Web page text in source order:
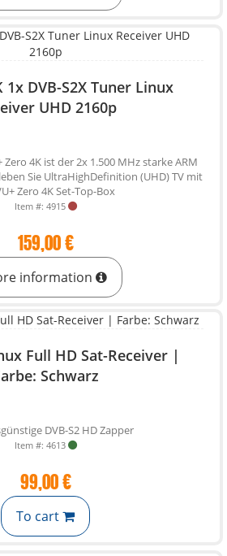
1x DVB-S2X Tuner Linux
UHD 2160p
Zero 4K ist der 2x 1.500 MHz starke ARM
Sie UltraHighDefinition (UHD) TV mit
Zero 4K Set-Top-Box
Item #: 4915
159,00 €
information
Full HD Sat-Receiver |
Schwarz
DVB-S2 HD Zapper
Item #: 4613
99,00 €
To cart